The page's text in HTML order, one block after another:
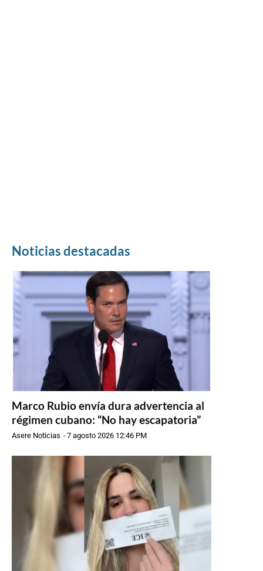
Noticias destacadas
Marco Rubio envía dura advertencia al
régimen cubano: “No hay escapatoria”
Asere Noticias -7 agosto 2026 12:46 PM